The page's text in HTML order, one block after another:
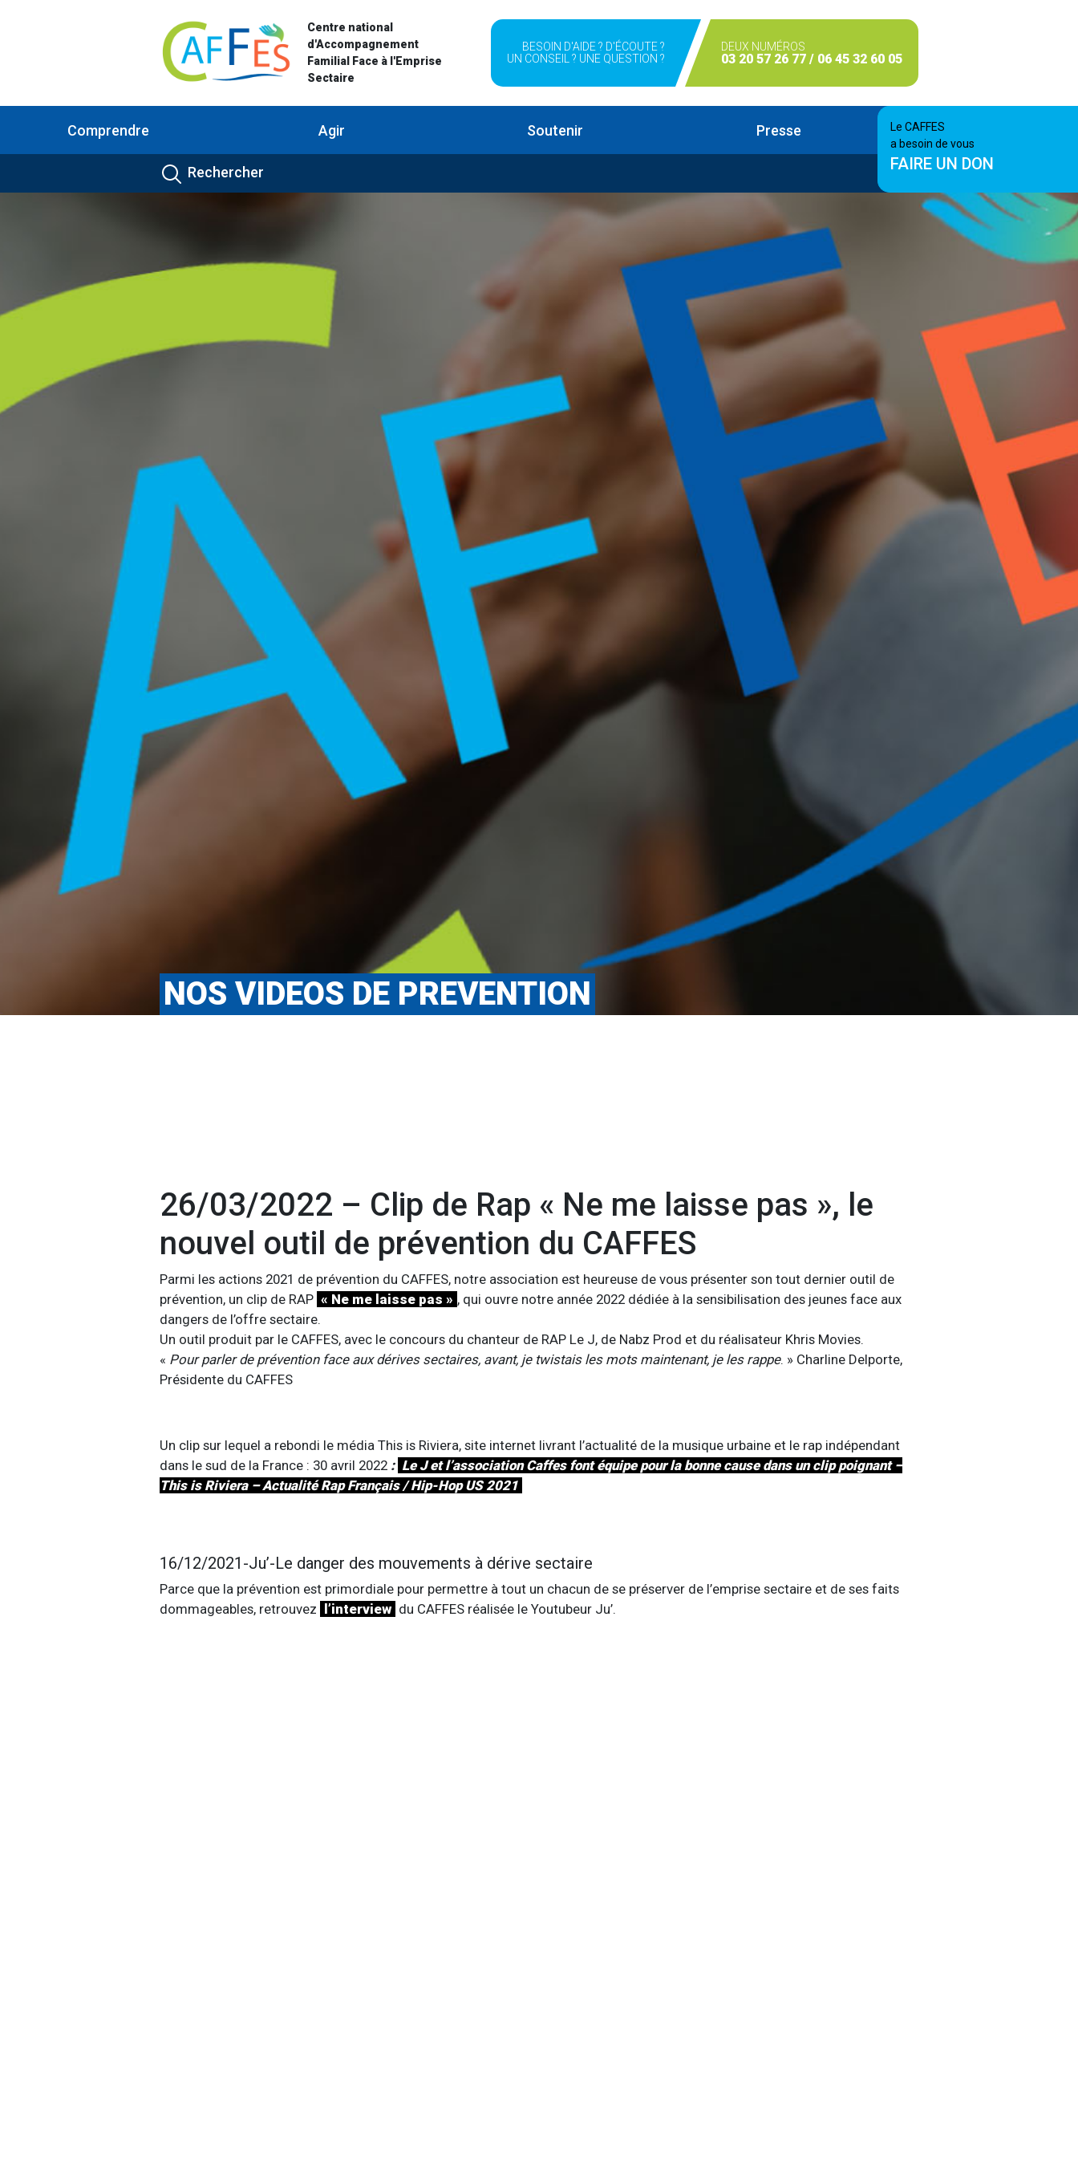
Centre national
d'Accompagnement
Familial Face à l'Emprise
Sectaire
BESOIN D'AIDE ? D'ÉCOUTE ?
UN CONSEIL ? UNE QUESTION ?
DEUX NUMÉROS
03 20 57 26 77 / 06 45 32 60 05
Comprendre Agir Soutenir Presse
Le CAFFES
a besoin de vous
FAIRE UN DON
NOS VIDEOS DE PREVENTION
26/03/2022 – Clip de Rap « Ne me laisse pas », le
nouvel outil de prévention du CAFFES
Parmi les actions 2021 de prévention du CAFFES, notre association est heureuse de vous présenter son tout dernier outil de
prévention, un clip de RAP « Ne me laisse pas » , qui ouvre notre année 2022 dédiée à la sensibilisation des jeunes face aux
dangers de l’offre sectaire.
Un outil produit par le CAFFES, avec le concours du chanteur de RAP Le J, de Nabz Prod et du réalisateur Khris Movies.
« Pour parler de prévention face aux dérives sectaires, avant, je twistais les mots maintenant, je les rappe. » Charline Delporte,
Présidente du CAFFES
Un clip sur lequel a rebondi le média This is Riviera, site internet livrant l’actualité de la musique urbaine et le rap indépendant
dans le sud de la France : 30 avril 2022 : Le J et l’association Caffes font équipe pour la bonne cause dans un clip poignant –
This is Riviera – Actualité Rap Français / Hip-Hop US 2021
16/12/2021-Ju’-Le danger des mouvements à dérive sectaire
Parce que la prévention est primordiale pour permettre à tout un chacun de se préserver de l’emprise sectaire et de ses faits
dommageables, retrouvez l’interview du CAFFES réalisée le Youtubeur Ju’.